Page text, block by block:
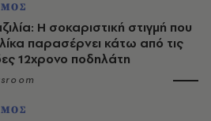
Η σοκαριστική στιγμή που
παρασέρνει κάτω από τις
12χρονο ποδηλάτη